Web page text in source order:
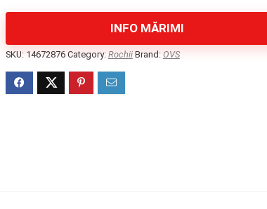
INFO MĂRIMI
SKU: 14672876 Category: Rochii Brand: OVS